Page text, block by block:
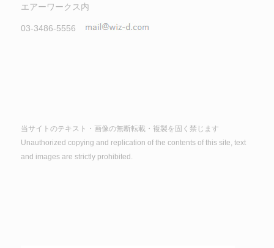
エアーワークス内
03-3486-5556
当サイトのテキスト・画像の無断転載・複製を固く禁じます
Unauthorized copying and replication of the contents of this site, text
and images are strictly prohibited.